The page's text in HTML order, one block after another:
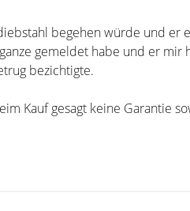
begehen würde und er
gemeldet habe und er mir
bezichtigte.
Kauf gesagt keine Garantie